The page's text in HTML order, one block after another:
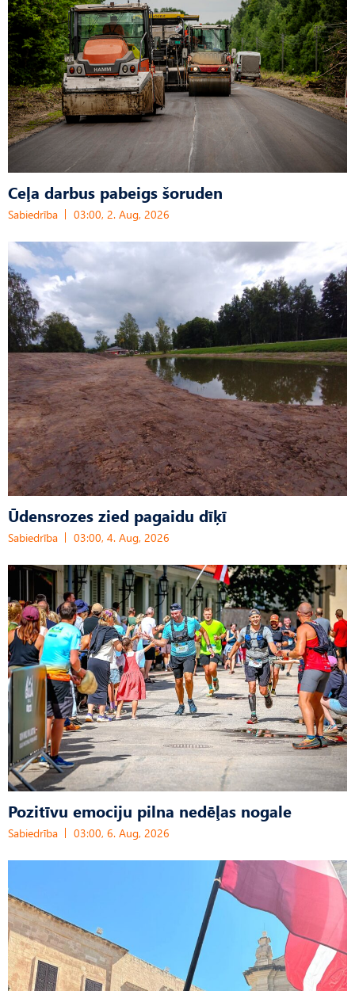
Ceļa darbus pabeigs šoruden
Sabiedrība 03:00, 2. Aug, 2026
Ūdensrozes zied pagaidu dīķī
Sabiedrība 03:00, 4. Aug, 2026
Pozitīvu emociju pilna nedēļas nogale
Sabiedrība 03:00, 6. Aug, 2026